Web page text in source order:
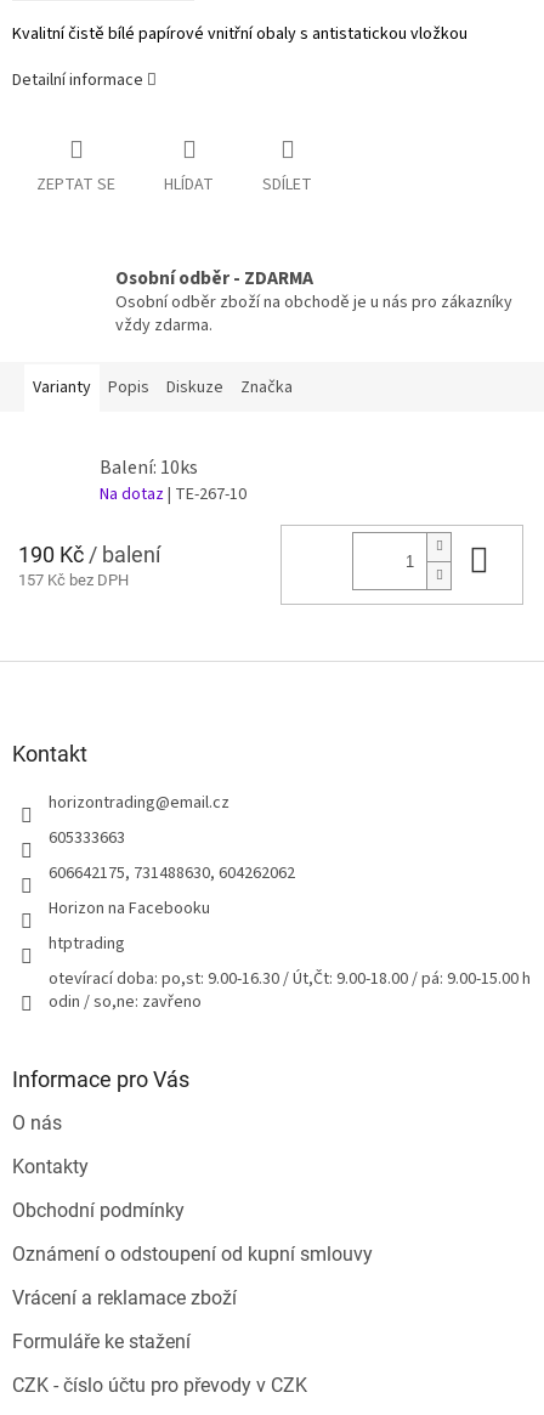
Kvalitní čistě bílé papírové vnitřní obaly s antistatickou vložkou
Detailní informace
ZEPTAT SE HLÍDAT SDÍLET
Osobní odběr - ZDARMA
Osobní odběr zboží na obchodě je u nás pro zákazníky
vždy zdarma.
Varianty Popis Diskuze Značka
Balení: 10ks
Na dotaz| TE-267-10
190 Kč / balení
157 Kč bez DPH
Kontakt
horizontrading@email.cz
605333663
606642175, 731488630, 604262062
Horizon na Facebooku
htptrading
otevírací doba: po,st: 9.00-16.30 / Út,Čt: 9.00-18.00 / pá: 9.00-15.00 h
odin / so,ne: zavřeno
Informace pro Vás
O nás
Kontakty
Obchodní podmínky
Oznámení o odstoupení od kupní smlouvy
Vrácení a reklamace zboží
Formuláře ke stažení
CZK - číslo účtu pro převody v CZK